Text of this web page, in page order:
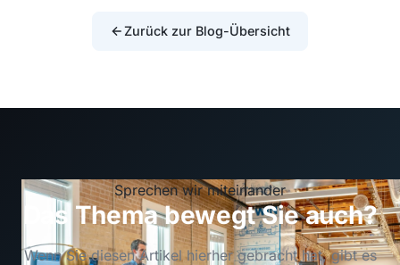
Zurück zur Blog-Übersicht
Sprechen wir miteinander
Das Thema bewegt Sie auch?
Wenn Sie diesen Artikel hierher gebracht hat, gibt es